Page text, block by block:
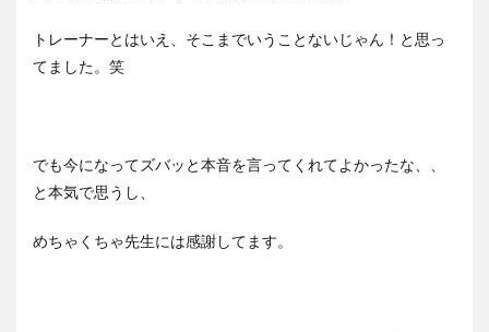
トレーナーとはいえ、そこまでいうことないじゃん！と思っ
てました。笑
でも今になってズバッと本音を言ってくれてよかったな、、
と本気で思うし、
めちゃくちゃ先生には感謝してます。